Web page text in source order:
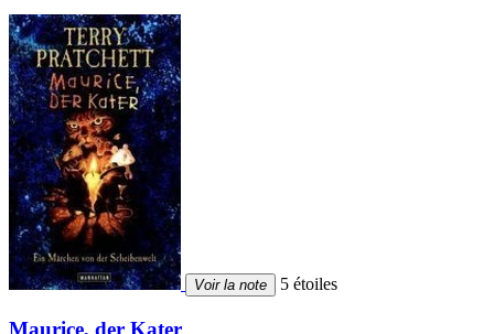
Voir la note 5 étoiles
Maurice, der Kater